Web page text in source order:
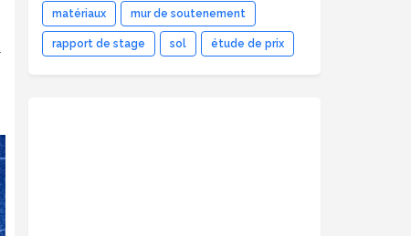
matériaux mur de soutenement
rapport de stage sol étude de prix